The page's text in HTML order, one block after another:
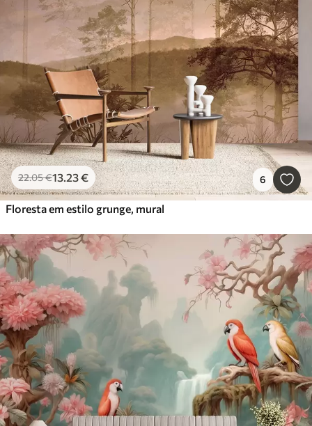
22.05€13.23€ 6
Floresta em estilo grunge, mural